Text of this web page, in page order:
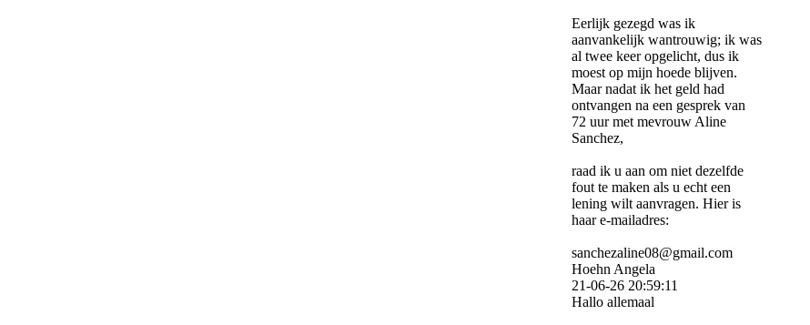
Eerlijk gezegd was ik
aanvankelijk wantrouwig; ik was
al twee keer opgelicht, dus ik
moest op mijn hoede blijven.
Maar nadat ik het geld had
ontvangen na een gesprek van
72 uur met mevrouw Aline
Sanchez,
raad ik u aan om niet dezelfde
fout te maken als u echt een
lening wilt aanvragen. Hier is
haar e-mailadres:
sanchezaline08@­gmail.­com
Hoehn Angela
21-06-26 20:59:11
Hallo allemaal